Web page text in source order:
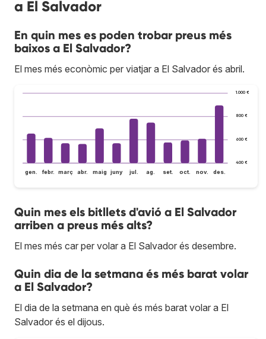
a El Salvador
En quin mes es poden trobar preus més
baixos a El Salvador?
El mes més econòmic per viatjar a El Salvador és abril.
400 €
600 €
800 €
1.000 €
gen. febr. març abr. maig juny jul. ag. set. oct. nov. des.
Quin mes els bitllets d'avió a El Salvador
arriben a preus més alts?
El mes més car per volar a El Salvador és desembre.
Quin dia de la setmana és més barat volar
a El Salvador?
El dia de la setmana en què és més barat volar a El
Salvador és el dijous.